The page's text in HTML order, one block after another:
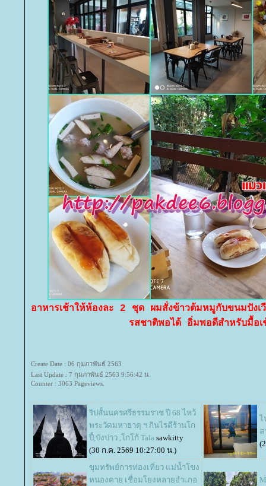
อาหารเช้าให้ห้องละ 2 ชุด ผมสั่งข้าวต้มหมูกับขนมปัง
รสชาติพอได้ อิ่มพอดีสำหรับมื้อเ
Create Date : 06 กุมภาพันธ์ 2563
Last Update : 7 กุมภาพันธ์ 2563 9:56:42 น.
Counter : 3063 Pageviews.
ริปสั้นนครศรีธรรมราช ปี 68 ไหว้
พระวัดมหาธาตุ ฯ กินไรตีร้านโก
ปี้,บังบ่าว ,โกโก้ Tala sawkitty
(30 ก.ค. 2569 10:27:00 น.)
ไ
ส
ขุมทรัพย์การท่องเที่ยว แม่น้ำโขง
หนองคาย เชื่อมโยงหลายอำเภอ